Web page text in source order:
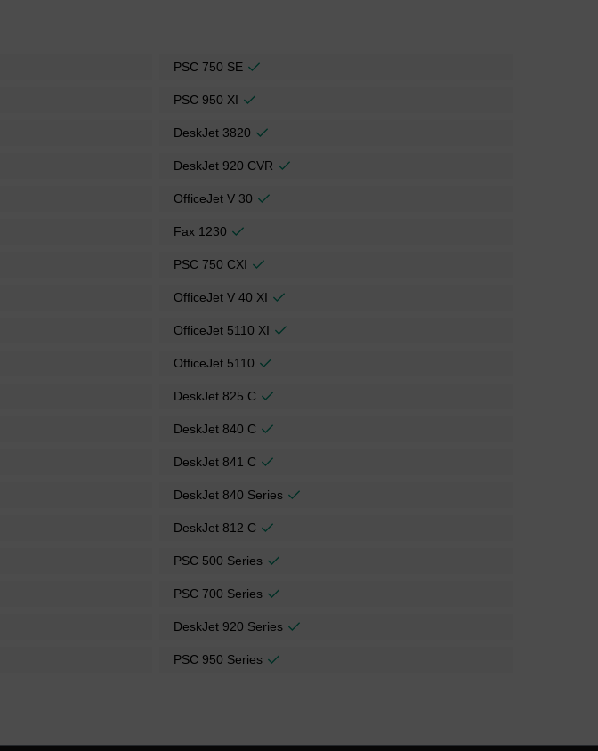
PSC 750 SE
PSC 950 XI
DeskJet 3820
DeskJet 920 CVR
OfficeJet V 30
Fax 1230
PSC 750 CXI
OfficeJet V 40 XI
OfficeJet 5110 XI
OfficeJet 5110
DeskJet 825 C
DeskJet 840 C
DeskJet 841 C
DeskJet 840 Series
DeskJet 812 C
PSC 500 Series
PSC 700 Series
DeskJet 920 Series
PSC 950 Series